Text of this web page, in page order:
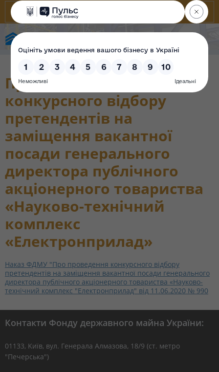
Про проведення
конкурсного відбору
претендентів на
заміщення вакантної
посади генерального
директора публічного
акціонерного товариства
«Науково-технічний
комплекс
«Електронприлад»
Наказ ФДМУ "Про проведення конкурсного відбору
претендентів на заміщення вакантної посади генерального
директора публічного акціонерного товариства «Науково-
технічний комплекс "Електронприлад" від 11.06.2020 № 990
Контакти Фонду державного майна України:
01133, Kиїв, вул. Генерала Алмазова, 18/9 (ст. метро
"Печерська")